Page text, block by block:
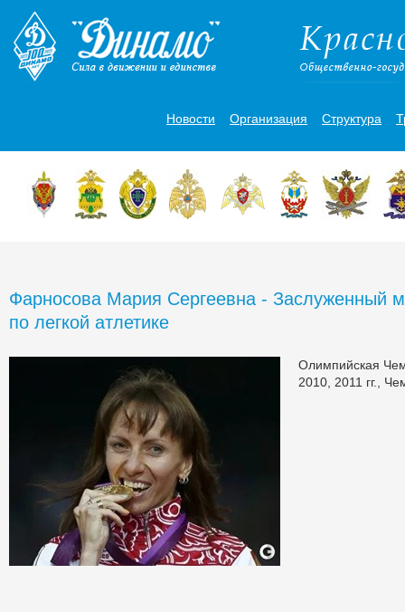
Новости Организация Структура
Фарносова Мария Сергеевна - Заслуженный
по легкой атлетике
Олимпийская
2010, 2011 гг.,